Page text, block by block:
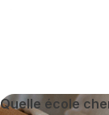
Quelle école